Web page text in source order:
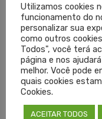
Ouvidoria (51-
DENÚNCIAS
LASER
Utilizamos cookies
funcionamento do
personalizar sua
como outros
Todos", você terá
página e nos
melhor. Você pode
quais cookies
Cookies.
ACEITAR TODOS